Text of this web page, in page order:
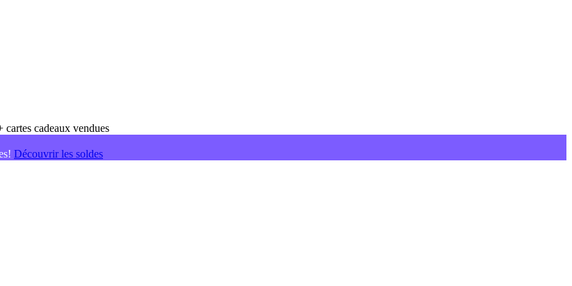
cartes cadeaux vendues
Découvrir les soldes